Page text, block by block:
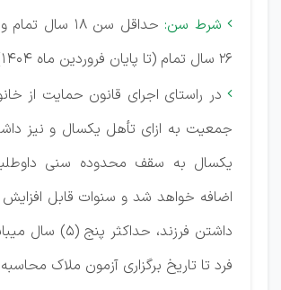
شرط سن:
حداقل سن 18
26 سال تمام (تا پایان فروردین ماه 1404)
 در راستای اجرای قانون حمایت از
جمعیت به ازای تأهل یكسال و نیز
یكسال به سقف محدوده سنی
اضافه خواهد شد و سنوات قابل
داشتن فرزند،
فرد تا تاریخ برگزاری آزمون ملاک